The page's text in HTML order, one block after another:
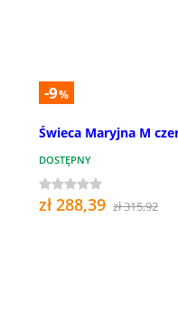
-9%
Świeca Maryjna M
DOSTĘPNY
zł 288,39 zł 315,92